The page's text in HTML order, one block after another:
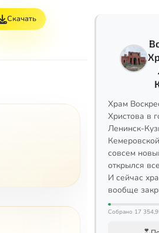
Скачать
Храм
Христова в
Ленинск-
совсем
открылся
И сейчас
вообще
Собрано 17